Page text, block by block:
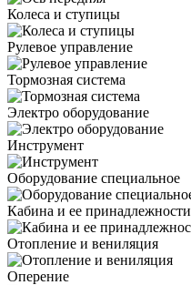
Колеса и ступицы
Рулевое управление
Тормозная система
Электро оборудование
Инструмент
Оборудование специальное
Кабина и ее принадлежности
Отопление и вениляция
Оперение